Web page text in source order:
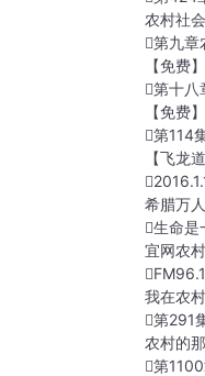
农村社
第九章
【免费
第十八
【免费
第114
【飞龙
希腊万
生命是
宜网农
我在农
第291
农村的
第